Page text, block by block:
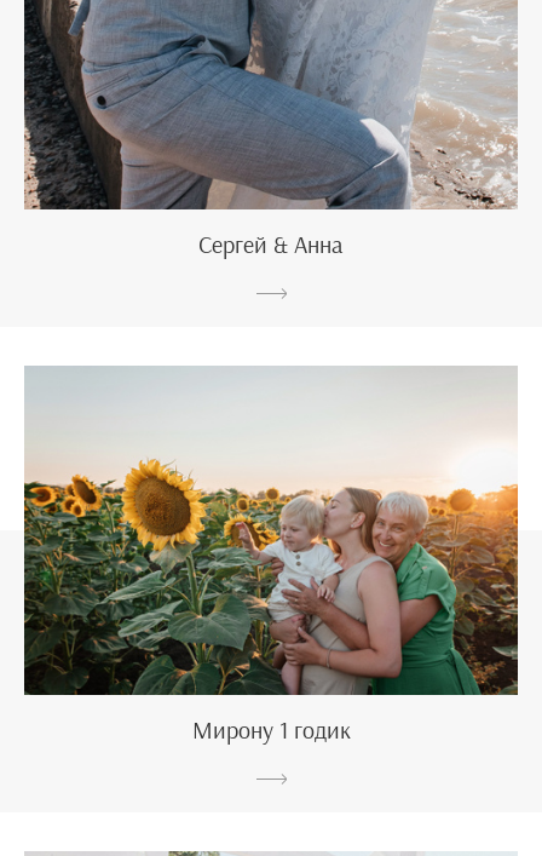
Сергей & Анна
Мирону 1 годик